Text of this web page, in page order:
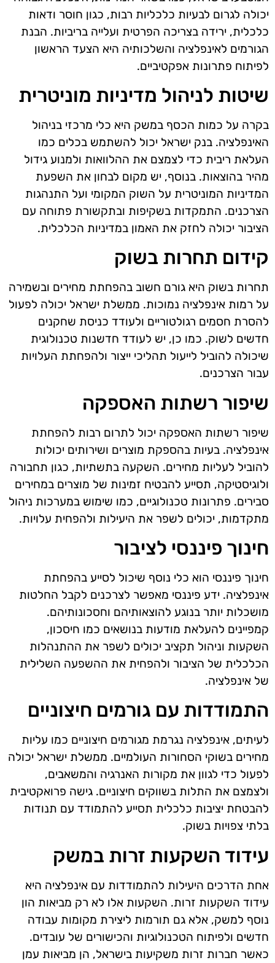
יכולה לגרום לבעיות כלכליות רבות, כגון חוסר ודאות
כלכלית, ירידה בצריכה הפרטית ועלייה בריביות. הבנת
הגורמים לאינפלציה והשלכותיה היא הצעד הראשון
לפיתוח פתרונות אפקטיביים.
שיטות לניהול מדיניות מוניטרית
בקרה על כמות הכסף במשק היא כלי מרכזי בניהול
האינפלציה. בנק ישראל יכול להשתמש בכלים כמו
העלאת ריבית כדי לצמצם את ההלוואות ולמנוע גידול
מהיר בהוצאות. בנוסף, יש מקום לבחון את השפעת
המדיניות המוניטרית על השוק המקומי ועל התנהגות
הצרכנים. התמקדות בשקיפות ובתקשורת פתוחה עם
הציבור יכולה לחזק את האמון במדיניות הכלכלית.
קידום תחרות בשוק
תחרות בשוק היא גורם חשוב בהפחתת מחירים ובשמירה
על רמות אינפלציה נמוכות. ממשלת ישראל יכולה לפעול
להסרת חסמים רגולטוריים ולעודד כניסת שחקנים
חדשים לשוק. כמו כן, יש לעודד חדשנות טכנולוגית
שיכולה להוביל לייעול תהליכי ייצור ולהפחתת העלויות
עבור הצרכנים.
שיפור רשתות האספקה
שיפור רשתות האספקה יכול לתרום רבות להפחתת
אינפלציה. בעיות בהספקת מוצרים ושירותים יכולות
להוביל לעליות מחירים. השקעה בתשתיות, כגון תחבורה
ולוגיסטיקה, תסייע להבטיח זמינות של מוצרים במחירים
סבירים. פתרונות טכנולוגיים, כמו שימוש במערכות ניהול
מתקדמות, יכולים לשפר את היעילות ולהפחית עלויות.
חינוך פיננסי לציבור
חינוך פיננסי הוא כלי נוסף שיכול לסייע בהפחתת
אינפלציה. ידע פיננסי מאפשר לצרכנים לקבל החלטות
מושכלות יותר בנוגע להוצאותיהם וחסכונותיהם.
קמפיינים להעלאת מודעות בנושאים כמו חיסכון,
השקעות וניהול תקציב יכולים לשפר את ההתנהלות
הכלכלית של הציבור ולהפחית את ההשפעה השלילית
של אינפלציה.
התמודדות עם גורמים חיצוניים
לעיתים, אינפלציה נגרמת מגורמים חיצוניים כמו עליות
מחירים בשוקי הסחורות העולמיים. ממשלת ישראל יכולה
לפעול כדי לגוון את מקורות האנרגיה והמשאבים,
ולצמצם את התלות בשווקים חיצוניים. גישה פרואקטיבית
להבטחת יציבות כלכלית תסייע להתמודד עם תנודות
בלתי צפויות בשוק.
עידוד השקעות זרות במשק
אחת הדרכים היעילות להתמודדות עם אינפלציה היא
עידוד השקעות זרות. השקעות אלו לא רק מביאות הון
נוסף למשק, אלא גם תורמות ליצירת מקומות עבודה
חדשים ולפיתוח הטכנולוגיות והכישורים של עובדים.
כאשר חברות זרות משקיעות בישראל, הן מביאות עמן